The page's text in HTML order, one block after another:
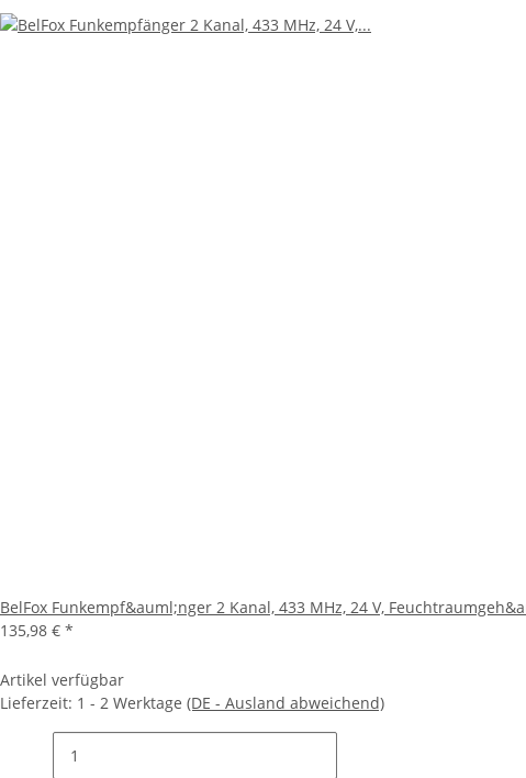
BelFox Funkempf&auml;nger 2 Kanal, 433 MHz, 24 V,
135,98 € *
Artikel verfügbar
Lieferzeit: 1 - 2 Werktage (DE - Ausland abweichend)